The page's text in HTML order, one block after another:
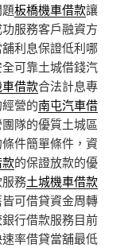
板橋機車借款讓
服務客戶融資方
利息保證低利哪
可靠土城借錢汽
借款合法計息專
營的南屯汽車借
隊的優質土城區
件簡單條件，資
的保證放款的優
務土城機車借款
可借貸資金周轉
行借款服務目前
率借貸當舖最低